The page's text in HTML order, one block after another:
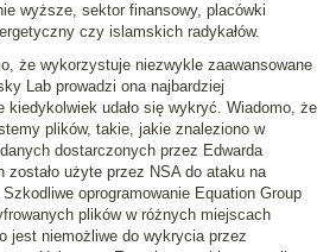
wyższe, sektor finansowy, placówki
czy islamskich radykałów.
że wykorzystuje niezwykle zaawansowane
Lab prowadzi ona najbardziej
kiedykolwiek udało się wykryć. Wiadomo, że
plików, takie, jakie znaleziono w
dostarczonych przez Edwarda
zostało użyte przez NSA do ataku na
oprogramowanie Equation Group
plików w różnych miejscach
jest niemożliwe do wykrycia przez